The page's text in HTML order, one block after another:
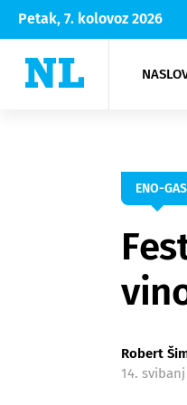
Petak, 7. kolovoz 2026
ENO-
Robert
14. svibanj